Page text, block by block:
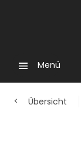
Menü
Übersicht